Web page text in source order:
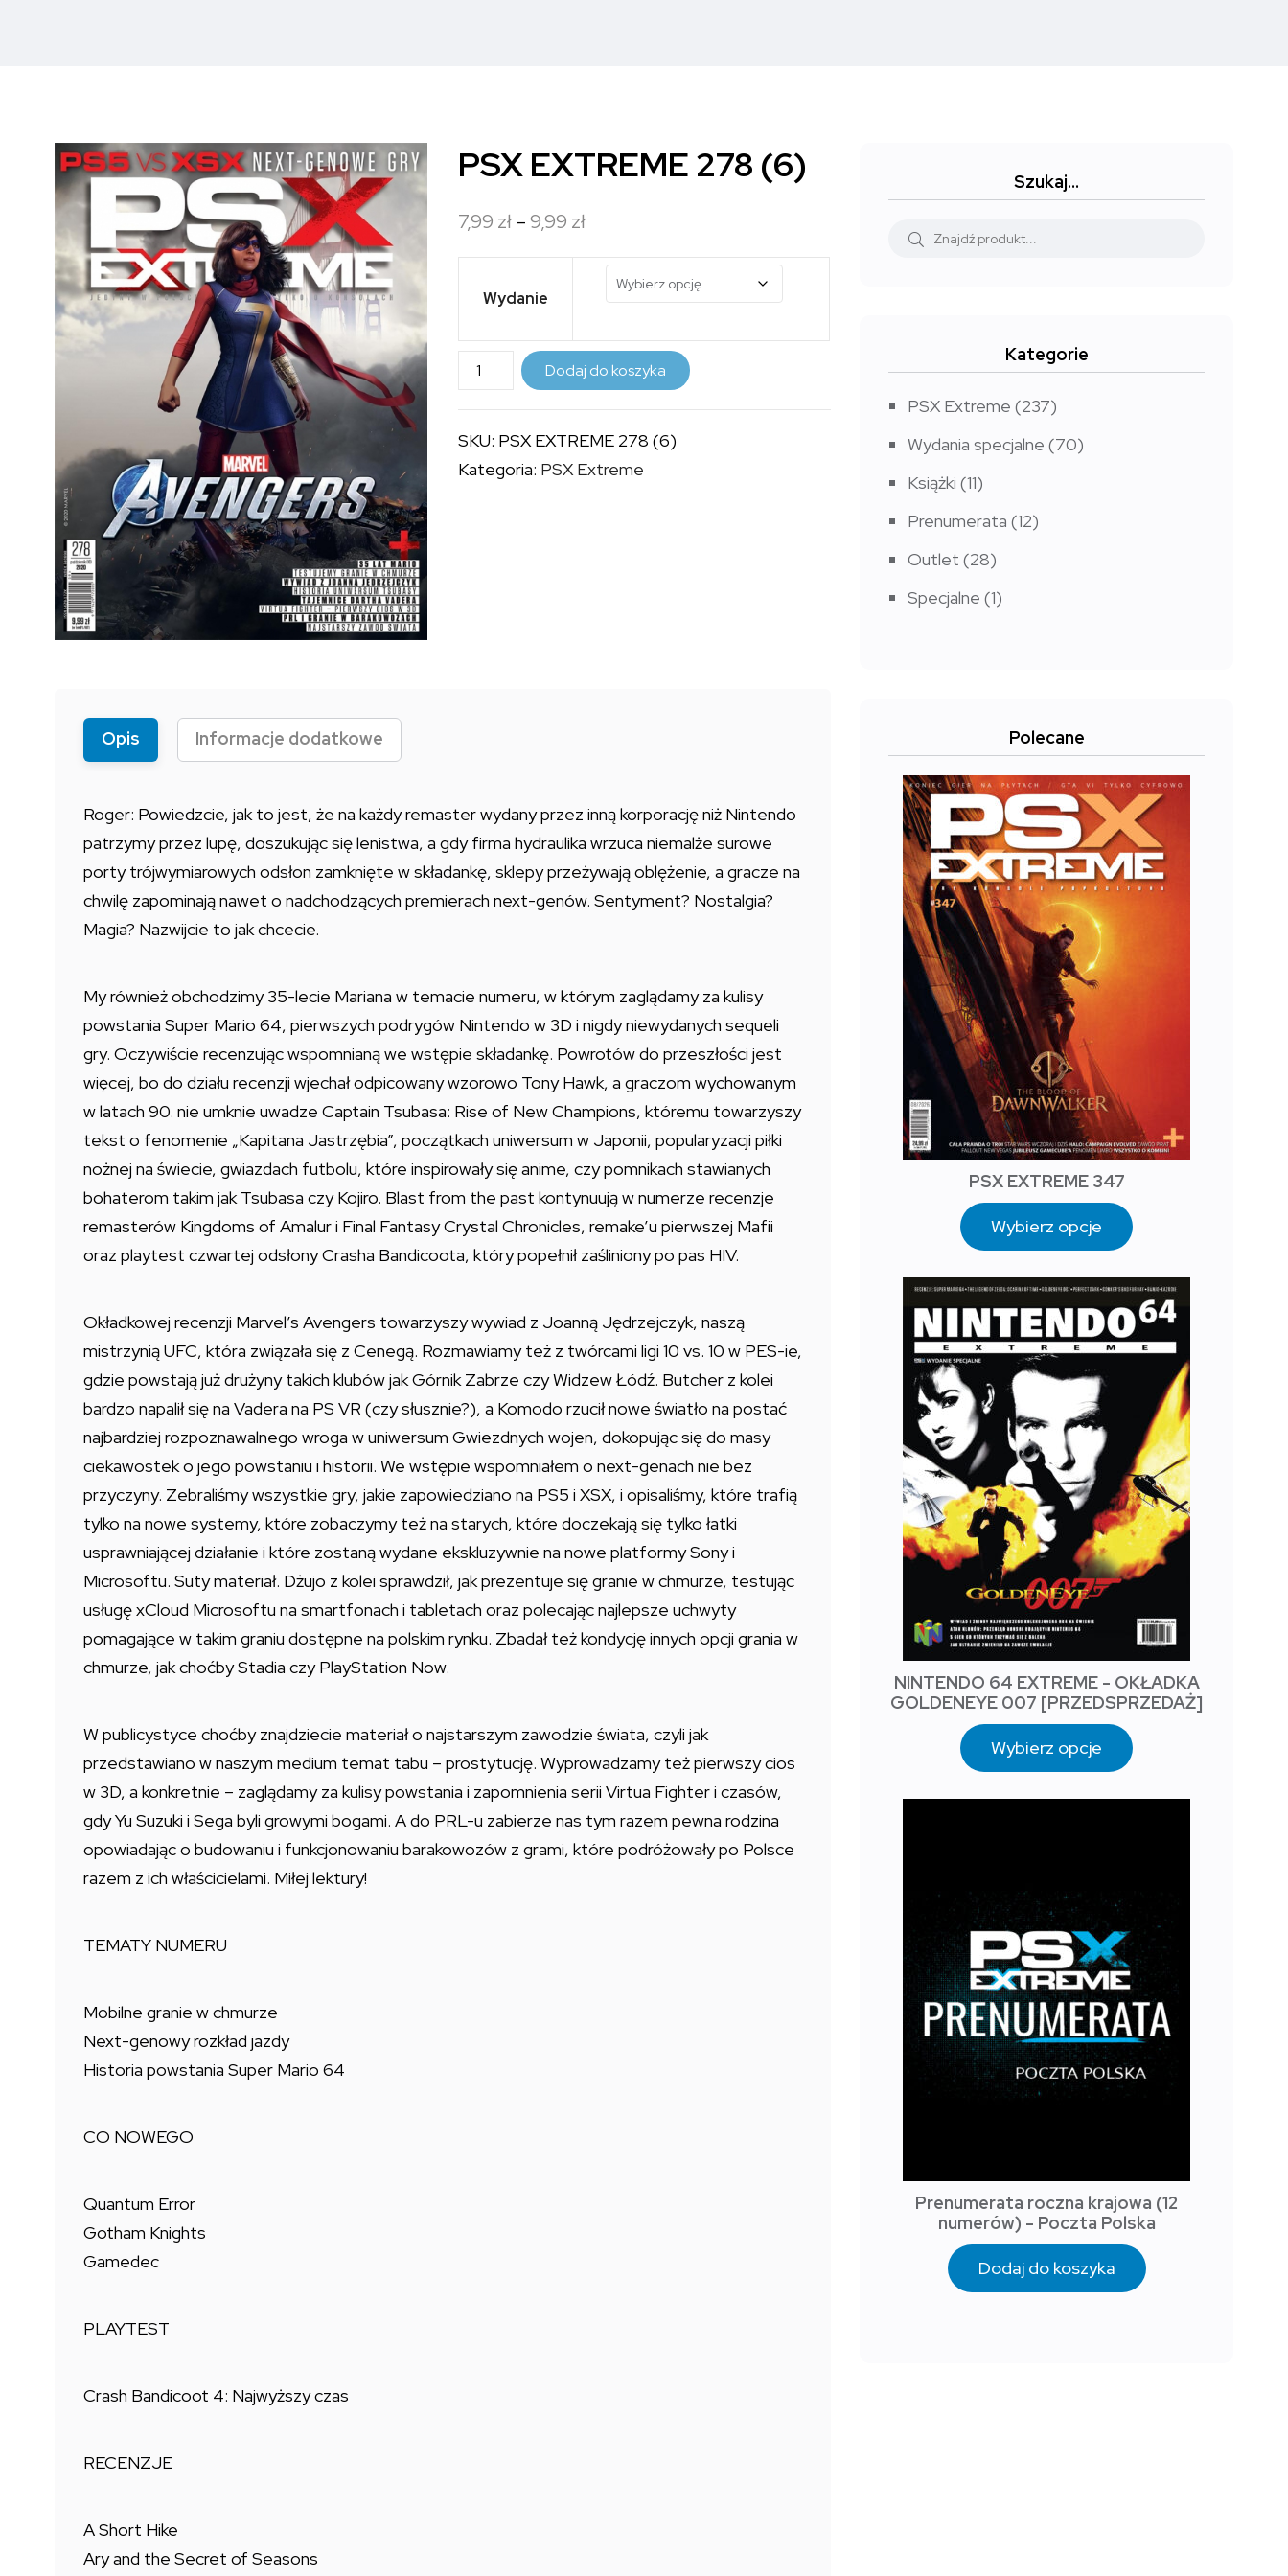
PSX EXTREME 278 (6)
7,99 zł– 9,99 złZakres
cen:
do
9,99 zł
Wydanie
ilość
PSX
278
(6)
Dodaj do koszyka
SKU: PSX EXTREME 278 (6)
Kategoria: PSX Extreme
Opis Informacje dodatkowe
Roger: Powiedzcie, jak to jest, że na każdy remaster wydany przez inną korporację niż Nintendo
patrzymy przez lupę, doszukując się lenistwa, a gdy firma hydraulika wrzuca niemalże surowe
porty trójwymiarowych odsłon zamknięte w składankę, sklepy przeżywają oblężenie, a gracze na
chwilę zapominają nawet o nadchodzących premierach next-genów. Sentyment? Nostalgia?
Magia? Nazwijcie to jak chcecie.
My również obchodzimy 35-lecie Mariana w temacie numeru, w którym zaglądamy za kulisy
powstania Super Mario 64, pierwszych podrygów Nintendo w 3D i nigdy niewydanych sequeli
gry. Oczywiście recenzując wspomnianą we wstępie składankę. Powrotów do przeszłości jest
więcej, bo do działu recenzji wjechał odpicowany wzorowo Tony Hawk, a graczom wychowanym
w latach 90. nie umknie uwadze Captain Tsubasa: Rise of New Champions, któremu towarzyszy
tekst o fenomenie „Kapitana Jastrzębia”, początkach uniwersum w Japonii, popularyzacji piłki
nożnej na świecie, gwiazdach futbolu, które inspirowały się anime, czy pomnikach stawianych
bohaterom takim jak Tsubasa czy Kojiro. Blast from the past kontynuują w numerze recenzje
remasterów Kingdoms of Amalur i Final Fantasy Crystal Chronicles, remake’u pierwszej Mafii
oraz playtest czwartej odsłony Crasha Bandicoota, który popełnił zaśliniony po pas HIV.
Okładkowej recenzji Marvel’s Avengers towarzyszy wywiad z Joanną Jędrzejczyk, naszą
mistrzynią UFC, która związała się z Cenegą. Rozmawiamy też z twórcami ligi 10 vs. 10 w PES-ie,
gdzie powstają już drużyny takich klubów jak Górnik Zabrze czy Widzew Łódź. Butcher z kolei
bardzo napalił się na Vadera na PS VR (czy słusznie?), a Komodo rzucił nowe światło na postać
najbardziej rozpoznawalnego wroga w uniwersum Gwiezdnych wojen, dokopując się do masy
ciekawostek o jego powstaniu i historii. We wstępie wspomniałem o next-genach nie bez
przyczyny. Zebraliśmy wszystkie gry, jakie zapowiedziano na PS5 i XSX, i opisaliśmy, które trafią
tylko na nowe systemy, które zobaczymy też na starych, które doczekają się tylko łatki
usprawniającej działanie i które zostaną wydane ekskluzywnie na nowe platformy Sony i
Microsoftu. Suty materiał. Dżujo z kolei sprawdził, jak prezentuje się granie w chmurze, testując
usługę xCloud Microsoftu na smartfonach i tabletach oraz polecając najlepsze uchwyty
pomagające w takim graniu dostępne na polskim rynku. Zbadał też kondycję innych opcji grania w
chmurze, jak choćby Stadia czy PlayStation Now.
W publicystyce choćby znajdziecie materiał o najstarszym zawodzie świata, czyli jak
przedstawiano w naszym medium temat tabu – prostytucję. Wyprowadzamy też pierwszy cios
w 3D, a konkretnie – zaglądamy za kulisy powstania i zapomnienia serii Virtua Fighter i czasów,
gdy Yu Suzuki i Sega byli growymi bogami. A do PRL-u zabierze nas tym razem pewna rodzina
opowiadając o budowaniu i funkcjonowaniu barakowozów z grami, które podróżowały po Polsce
razem z ich właścicielami. Miłej lektury!
TEMATY NUMERU
Mobilne granie w chmurze
Next-genowy rozkład jazdy
Historia powstania Super Mario 64
CO NOWEGO
Quantum Error
Gotham Knights
Gamedec
PLAYTEST
Crash Bandicoot 4: Najwyższy czas
RECENZJE
A Short Hike
Ary and the Secret of Seasons
Szukaj…
Kategorie
PSX Extreme (237)
Wydania specjalne (70)
Książki (11)
Prenumerata (12)
Outlet (28)
Specjalne (1)
Polecane
PSX EXTREME 347
Wybierz opcje
NINTENDO 64 EXTREME - OKŁADKA
GOLDENEYE 007 [PRZEDSPRZEDAŻ]
Wybierz opcje
Prenumerata roczna krajowa (12
numerów) - Poczta Polska
Dodaj do koszyka